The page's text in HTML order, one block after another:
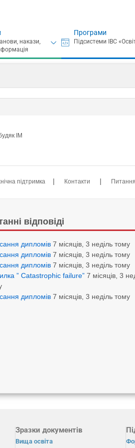
Програми
ІМ
підтримка | Контакти |
відповіді
дипломів 7 місяців, 3 неділь тому
дипломів 7 місяців, 3 неділь тому
дипломів 7 місяців, 3 неділь тому
” Catastrophic failure” 7 місяців, 3
дипломів 7 місяців, 3 неділь тому
Зразки документів
Вища освіта